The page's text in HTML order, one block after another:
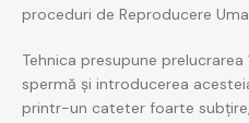
proceduri de Reproducere
Tehnica presupune
spermă și introducerea
printr-un cateter foarte